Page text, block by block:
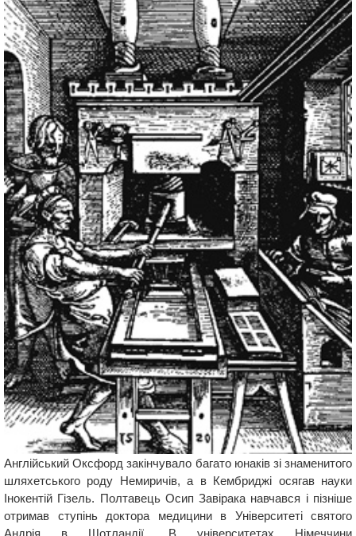
Англійський Оксфорд закінчувало багато юнаків зі знаменитого
шляхетського роду Немиричів, а в Кембриджі осягав науки
Інокентій Гізель. Полтавець Осип Завірака навчався і пізніше
отримав ступінь доктора медицини в Університеті святого
Андрія в Шотландії. В університетах Німеччини